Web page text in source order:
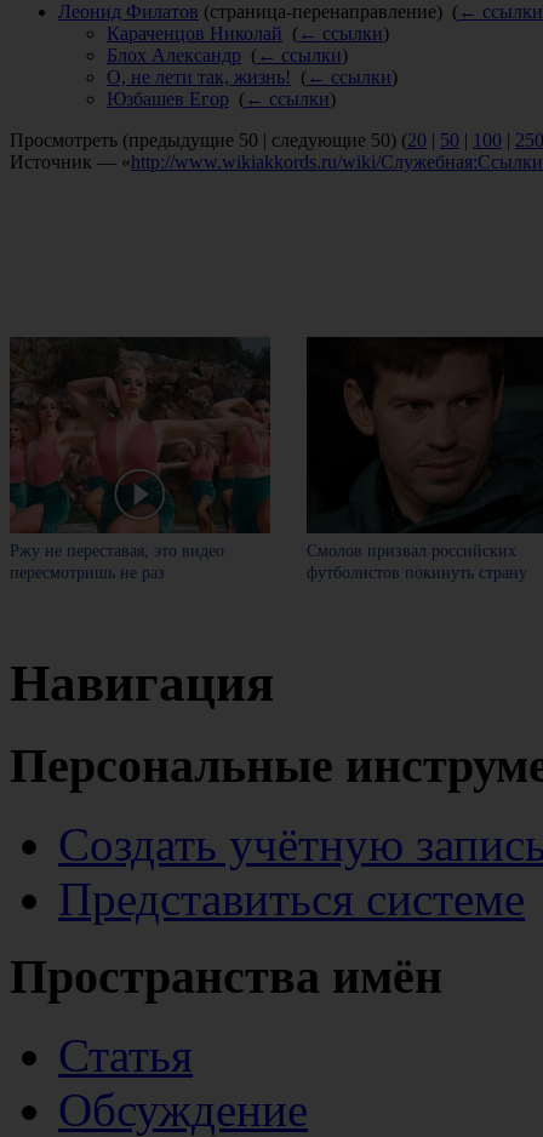
Леонид Филатов (страница-перенаправление) ‎ (← ссылки
Караченцов Николай (← ссылки)
Блох Александр (← ссылки)
О, не лети так, жизнь! (← ссылки)
Юзбашев Егор (← ссылки)
Просмотреть (предыдущие 50 | следующие 50) (20 | 50 | 100 | 250
Источник — «http://www.wikiakkords.ru/wiki/
Ржу не переставая, это видео
пересмотришь не раз
Смолов призвал российских
футболистов покинуть страну
Навигация
Персональные
Создать учётную
Представиться системе
Пространства имён
Статья
Обсуждение